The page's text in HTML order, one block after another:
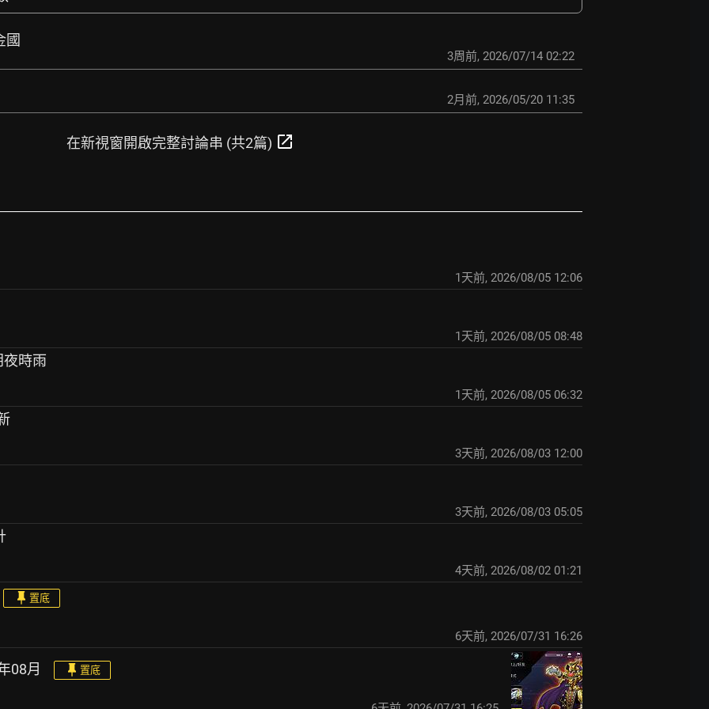
國
3周前, 2026/07/14 02:22
2月前, 2026/05/20 11:35
在新視窗開啟完整討論串 (共2篇) open_in_new
1天前, 2026/08/05 12:06
1天前, 2026/08/05 08:48
夜時雨
1天前, 2026/08/05 06:32
3天前, 2026/08/03 12:00
3天前, 2026/08/03 05:05
4天前, 2026/08/02 01:21
置底
6天前, 2026/07/31 16:26
08月 置底